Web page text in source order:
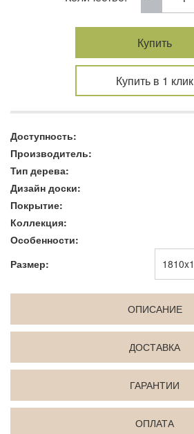
Купить
Купить в 1 клик
Доступность:
Производитель:
Тип дерева:
Дизайн доски:
Покрытие:
Коллекция:
Особенности:
Размер:
ОПИСАНИЕ
ДОСТАВКА
ГАРАНТИИ
ОПЛАТА